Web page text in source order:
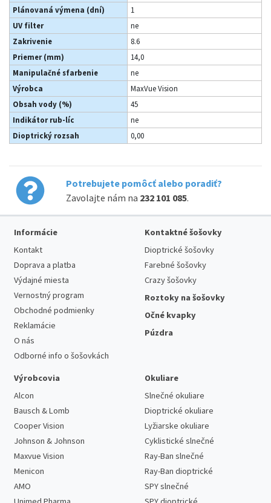
Plánovaná výmena (dní)
1
UV filter
ne
Zakrivenie
8.6
Priemer (mm)
14,0
Manipulačné sfarbenie
ne
Výrobca
MaxVue Vision
Obsah vody (%)
45
Indikátor rub-líc
ne
Dioptrický rozsah
0,00
Potrebujete pomôcť alebo poradiť?
Zavolajte nám na 232 101 085.
Informácie
Kontakt
Doprava a platba
Výdajné miesta
Vernostný program
Obchodné podmienky
Reklamácie
O nás
Odborné info o šošovkách
Kontaktné šošovky
Dioptrické šošovky
Farebné šošovky
Crazy šošovky
Roztoky na šošovky
Očné kvapky
Púzdra
Výrobcovia
Alcon
Bausch & Lomb
Cooper Vision
Johnson & Johnson
Maxvue Vision
Menicon
AMO
Okuliare
Slnečné okuliare
Dioptrické okuliare
Lyžiarske okuliare
Cyklistické slnečné
Ray-Ban slnečné
Ray-Ban dioptrické
SPY slnečné